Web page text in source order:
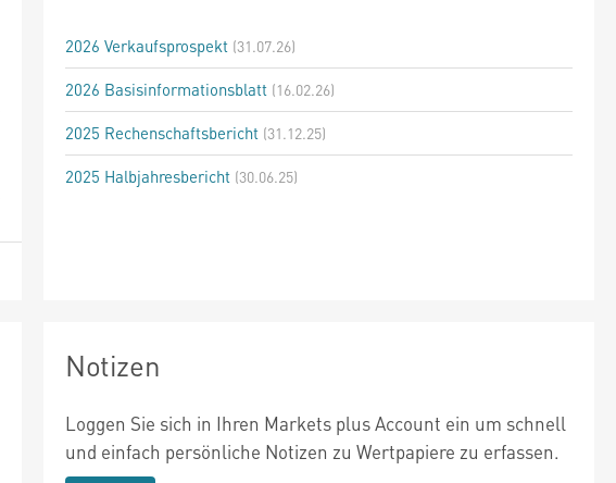
2026 Verkaufsprospekt (31.07.26)
2026 Basisinformationsblatt (16.02.26)
2025 Rechenschaftsbericht (31.12.25)
2025 Halbjahresbericht (30.06.25)
Notizen
Loggen Sie sich in Ihren Markets plus Account ein um schnell
und einfach persönliche Notizen zu Wertpapiere zu erfassen.